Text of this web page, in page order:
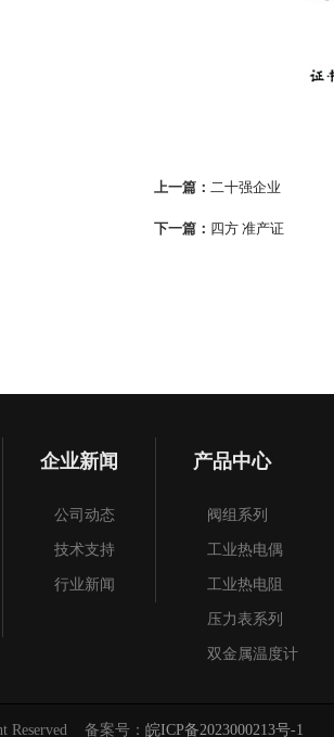
上一篇： 二十强企业
下一篇： 四方 准产证
企业新闻
公司动态
技术支持
行业新闻
产品中心
阀组系列
工业热电偶
工业热电阻
压力表系列
双金属温度计
阀门
Reserved 备案号： 皖ICP备2023000213号-1